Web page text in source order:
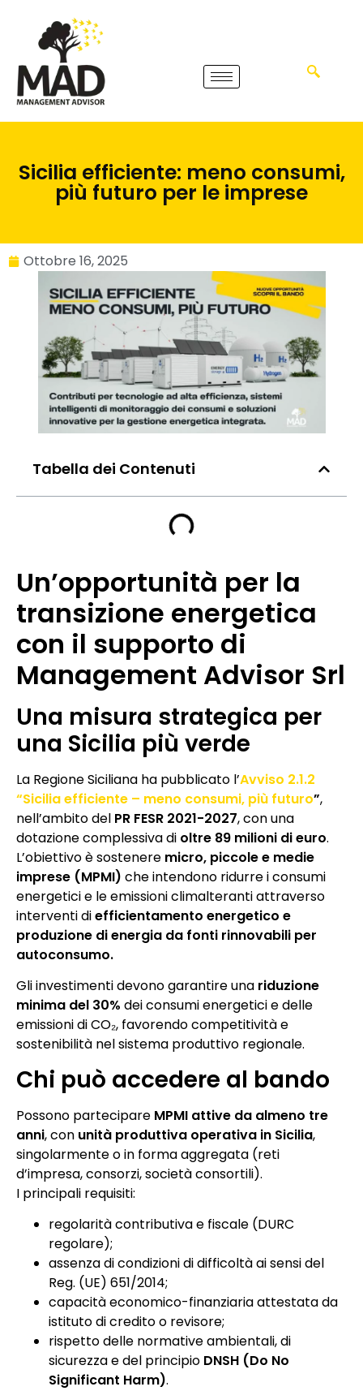
Sicilia efficiente: meno consumi,
più futuro per le imprese
Ottobre 16, 2025
Tabella dei Contenuti
Un’opportunità per la
transizione energetica
con il supporto di
Management Advisor Srl
Una misura strategica per
una Sicilia più verde
La Regione Siciliana ha pubblicato l’Avviso 2.1.2
“Sicilia efficiente – meno consumi, più futuro”,
nell’ambito del PR FESR 2021-2027, con una
dotazione complessiva di oltre 89 milioni di euro.
L’obiettivo è sostenere micro, piccole e medie
imprese (MPMI) che intendono ridurre i consumi
energetici e le emissioni climalteranti attraverso
interventi diefficientamento energetico e
produzione di energia da fonti rinnovabili per
autoconsumo.
Gli investimenti devono garantire una riduzione
minima del 30% dei consumi energetici e delle
emissioni di CO₂, favorendo competitività e
sostenibilità nel sistema produttivo regionale.
Chi può accedere al bando
Possono partecipare MPMI attive da almeno tre
anni, con unità produttiva operativa in Sicilia,
singolarmente o in forma aggregata (reti
d’impresa, consorzi, società consortili).
I principali requisiti:
regolarità contributiva e fiscale (DURC
regolare);
assenza di condizioni di difficoltà ai sensi del
Reg. (UE) 651/2014;
capacità economico-finanziaria attestata da
istituto di credito o revisore;
rispetto delle normative ambientali, di
sicurezza e del principio DNSH (Do No
Significant Harm).